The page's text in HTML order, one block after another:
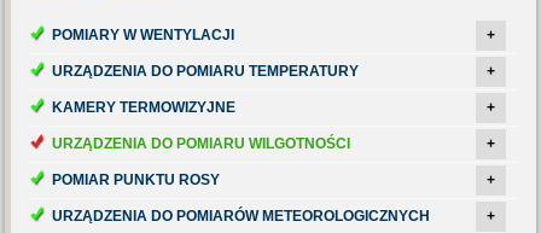
POMIARY W WENTYLACJI +
URZĄDZENIA DO POMIARU TEMPERATURY +
KAMERY TERMOWIZYJNE +
URZĄDZENIA DO POMIARU WILGOTNOŚCI +
POMIAR PUNKTU ROSY +
URZĄDZENIA DO POMIARÓW METEOROLOGICZNYCH +